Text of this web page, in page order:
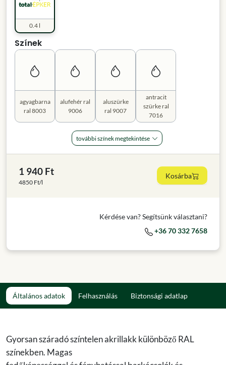
0.4 l
Színek
agyagbarna
ral 8003
alufehér ral
9006
aluszürke
ral 9007
antracit
szürke ral
7016
további színek megtekintése
1 940 Ft
4850 Ft/l
Kosárba
Kérdése van? Segítsünk választani?
+36 70 332 7658
Általános adatok Felhasználás Biztonsági adatlap
Gyorsan száradó színtelen akrillakk különböző RAL
színekben. Magas